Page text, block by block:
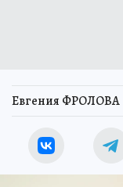
Евгения ФРОЛОВА